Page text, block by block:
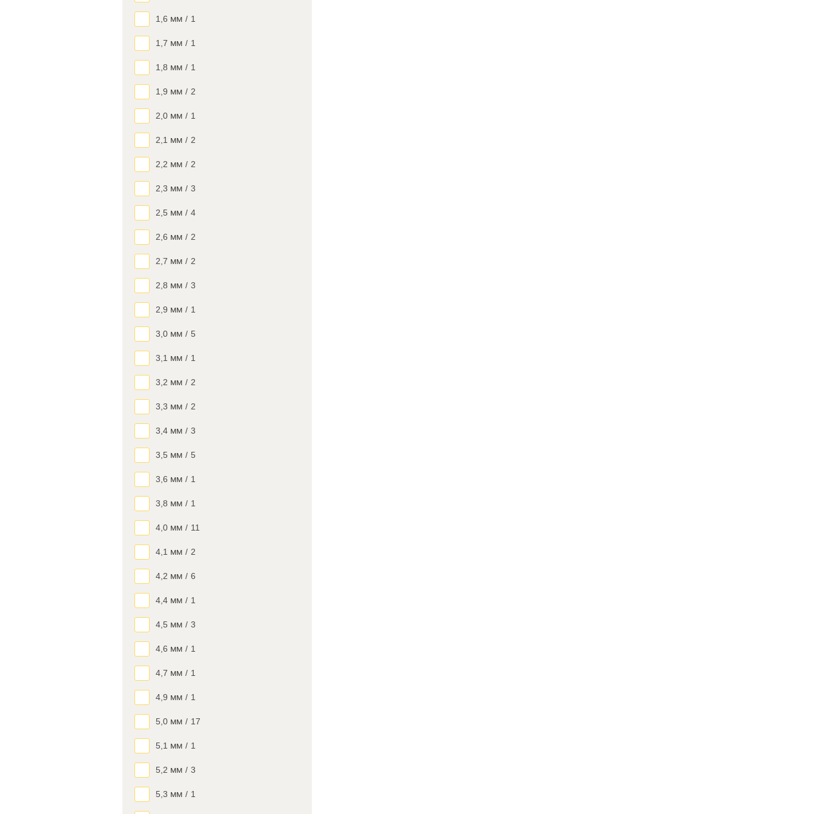
1,6 мм / 1
1,7 мм / 1
1,8 мм / 1
1,9 мм / 2
2,0 мм / 1
2,1 мм / 2
2,2 мм / 2
2,3 мм / 3
2,5 мм / 4
2,6 мм / 2
2,7 мм / 2
2,8 мм / 3
2,9 мм / 1
3,0 мм / 5
3,1 мм / 1
3,2 мм / 2
3,3 мм / 2
3,4 мм / 3
3,5 мм / 5
3,6 мм / 1
3,8 мм / 1
4,0 мм / 11
4,1 мм / 2
4,2 мм / 6
4,4 мм / 1
4,5 мм / 3
4,6 мм / 1
4,7 мм / 1
4,9 мм / 1
5,0 мм / 17
5,1 мм / 1
5,2 мм / 3
5,3 мм / 1